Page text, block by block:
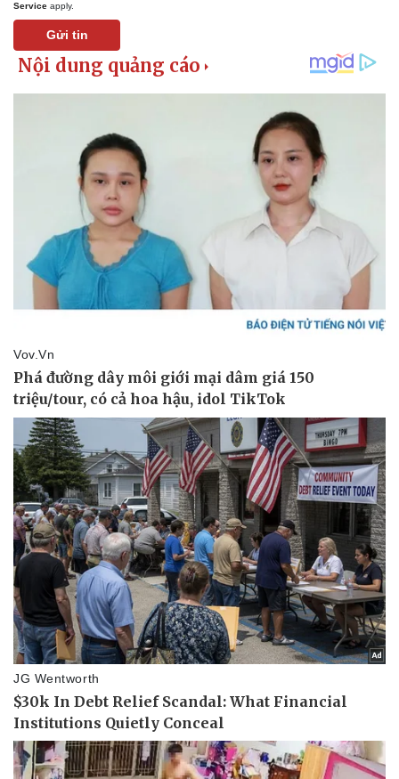
Tư vấn luật
Quân sự - Quốc phòng
Việt Nam
Phân tích
Thể thao
Bóng đá
Lịch thi đấu bóng đá
Thế giới thể thao
eSports
Hậu trường
Ô tô - Xe máy
Ô tô
Xe máy
Service apply.
Gửi tin